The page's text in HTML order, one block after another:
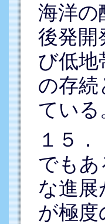
海洋の
後発開
び低地
の存続
ている
１５
でもあ
な進
が極度